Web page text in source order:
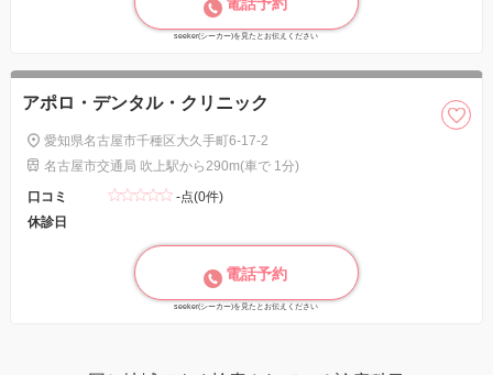
seeker(シーカー)を見たとお伝えください
アポロ・デンタル・クリニック
愛知県名古屋市千種区大久手町6-17-2
名古屋市交通局 吹上駅から290m(車で 1分)
口コミ
-点(0件)
休診日
電話予約
seeker(シーカー)を見たとお伝えください